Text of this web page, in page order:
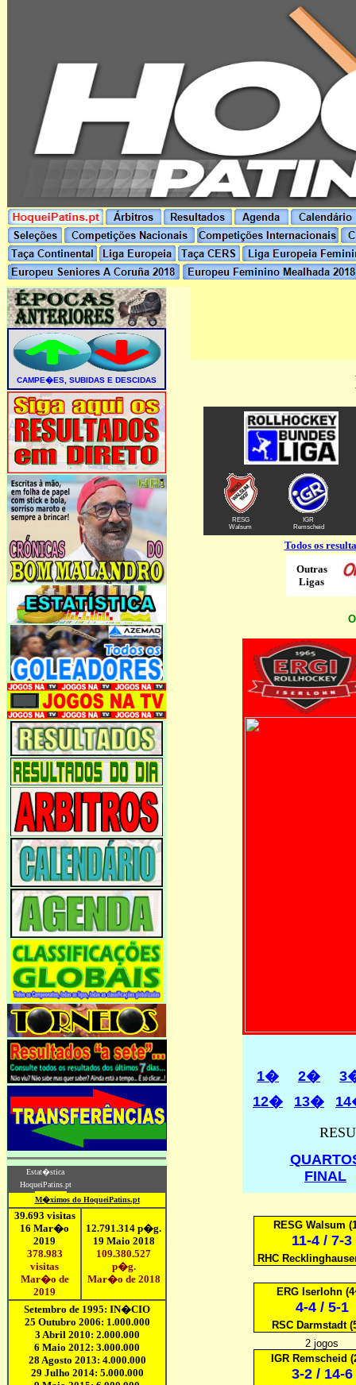
RESG
Walsum
IGR
Remscheid
Todos os
Outras
Ligas
1� 2�
12�
13�
FINAL
RESG Walsum
11-4 / 7-3
RHC
ERG Iserlohn
4-4 / 5-1
RSC Darmstadt
2 jogos
IGR Remscheid
3-2 / 14-6